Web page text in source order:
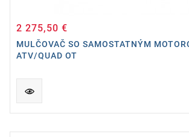
2 275,50 €
MULČOVAČ SO SAMOSTATNÝM
ATV/QUAD OT